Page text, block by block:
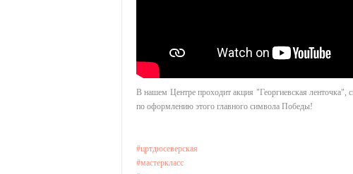
В нашем Центре проходит акция "Георгиевская ленточка",
по оформлению этого главного символа Победы!
#цртдюсеверская
#мастеркласс